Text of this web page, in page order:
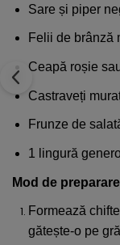
Sare și piper
Felii de brânză
Ceapă roșie
Castraveți
Frunze de
1 lingură
Mod de
Formează
gătește-o pe